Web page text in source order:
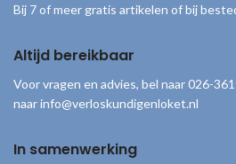
Bij 7 of meer gratis artikelen of bij
Altijd bereikbaar
Voor vragen en advies, bel naar 026-
naar info@verloskundigenloket.nl
In samenwerking